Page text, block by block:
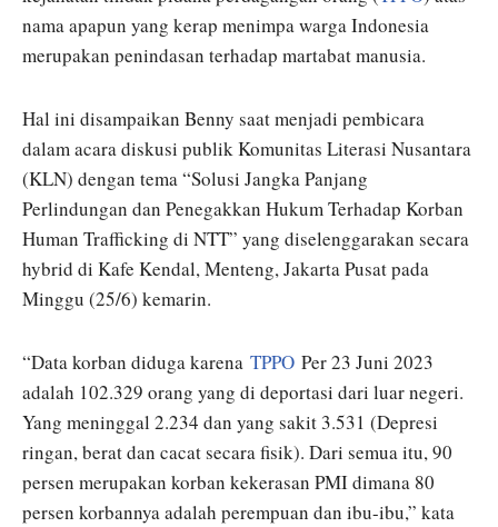
nama apapun yang kerap menimpa warga Indonesia
merupakan penindasan terhadap martabat manusia.
Hal ini disampaikan Benny saat menjadi pembicara
dalam acara diskusi publik Komunitas Literasi Nusantara
(KLN) dengan tema “Solusi Jangka Panjang
Perlindungan dan Penegakkan Hukum Terhadap Korban
Human Trafficking di NTT” yang diselenggarakan secara
hybrid di Kafe Kendal, Menteng, Jakarta Pusat pada
Minggu (25/6) kemarin.
“Data korban diduga karena TPPO Per 23 Juni 2023
adalah 102.329 orang yang di deportasi dari luar negeri.
Yang meninggal 2.234 dan yang sakit 3.531 (Depresi
ringan, berat dan cacat secara fisik). Dari semua itu, 90
persen merupakan korban kekerasan PMI dimana 80
persen korbannya adalah perempuan dan ibu-ibu,” kata